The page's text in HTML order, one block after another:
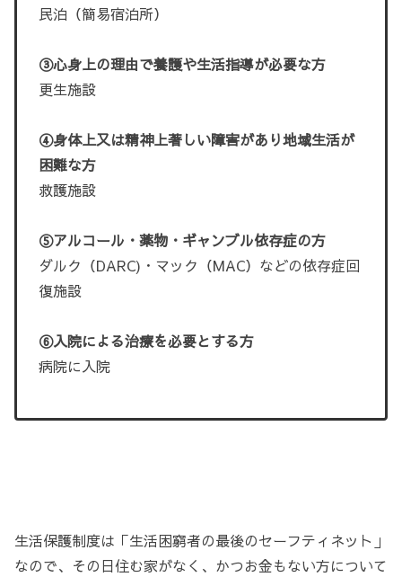
民泊（簡易宿泊所）
③心身上の理由で養護や生活指導が必要な方
更生施設
④身体上又は精神上著しい障害があり地域生活が
困難な方
救護施設
⑤アルコール・薬物・ギャンブル依存症の方
ダルク（DARC)・マック（MAC）などの依存症回
復施設
⑥入院による治療を必要とする方
病院に入院
生活保護制度は「生活困窮者の最後のセーフティネット」
なので、その日住む家がなく、かつお金もない方について